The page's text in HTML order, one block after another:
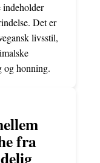
indeholder
Det er
livsstil,
og honning.
fra